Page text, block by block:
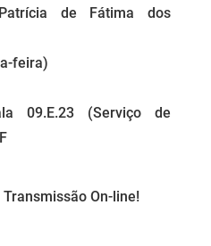
de Fátima dos
feira)
09.E.23 (Serviço de
On-line!